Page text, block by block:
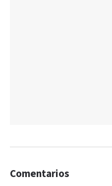
Comentarios